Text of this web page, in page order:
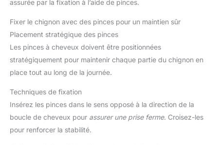
assurée par la fixation à l’aide de pinces.
Fixer le chignon avec des pinces pour un maintien sûr
Placement stratégique des pinces
Les pinces à cheveux doivent être positionnées
stratégiquement pour maintenir chaque partie du chignon en
place tout au long de la journée.
Techniques de fixation
Insérez les pinces dans le sens opposé à la direction de la
boucle de cheveux pour assurer une prise ferme. Croisez-les
pour renforcer la stabilité.